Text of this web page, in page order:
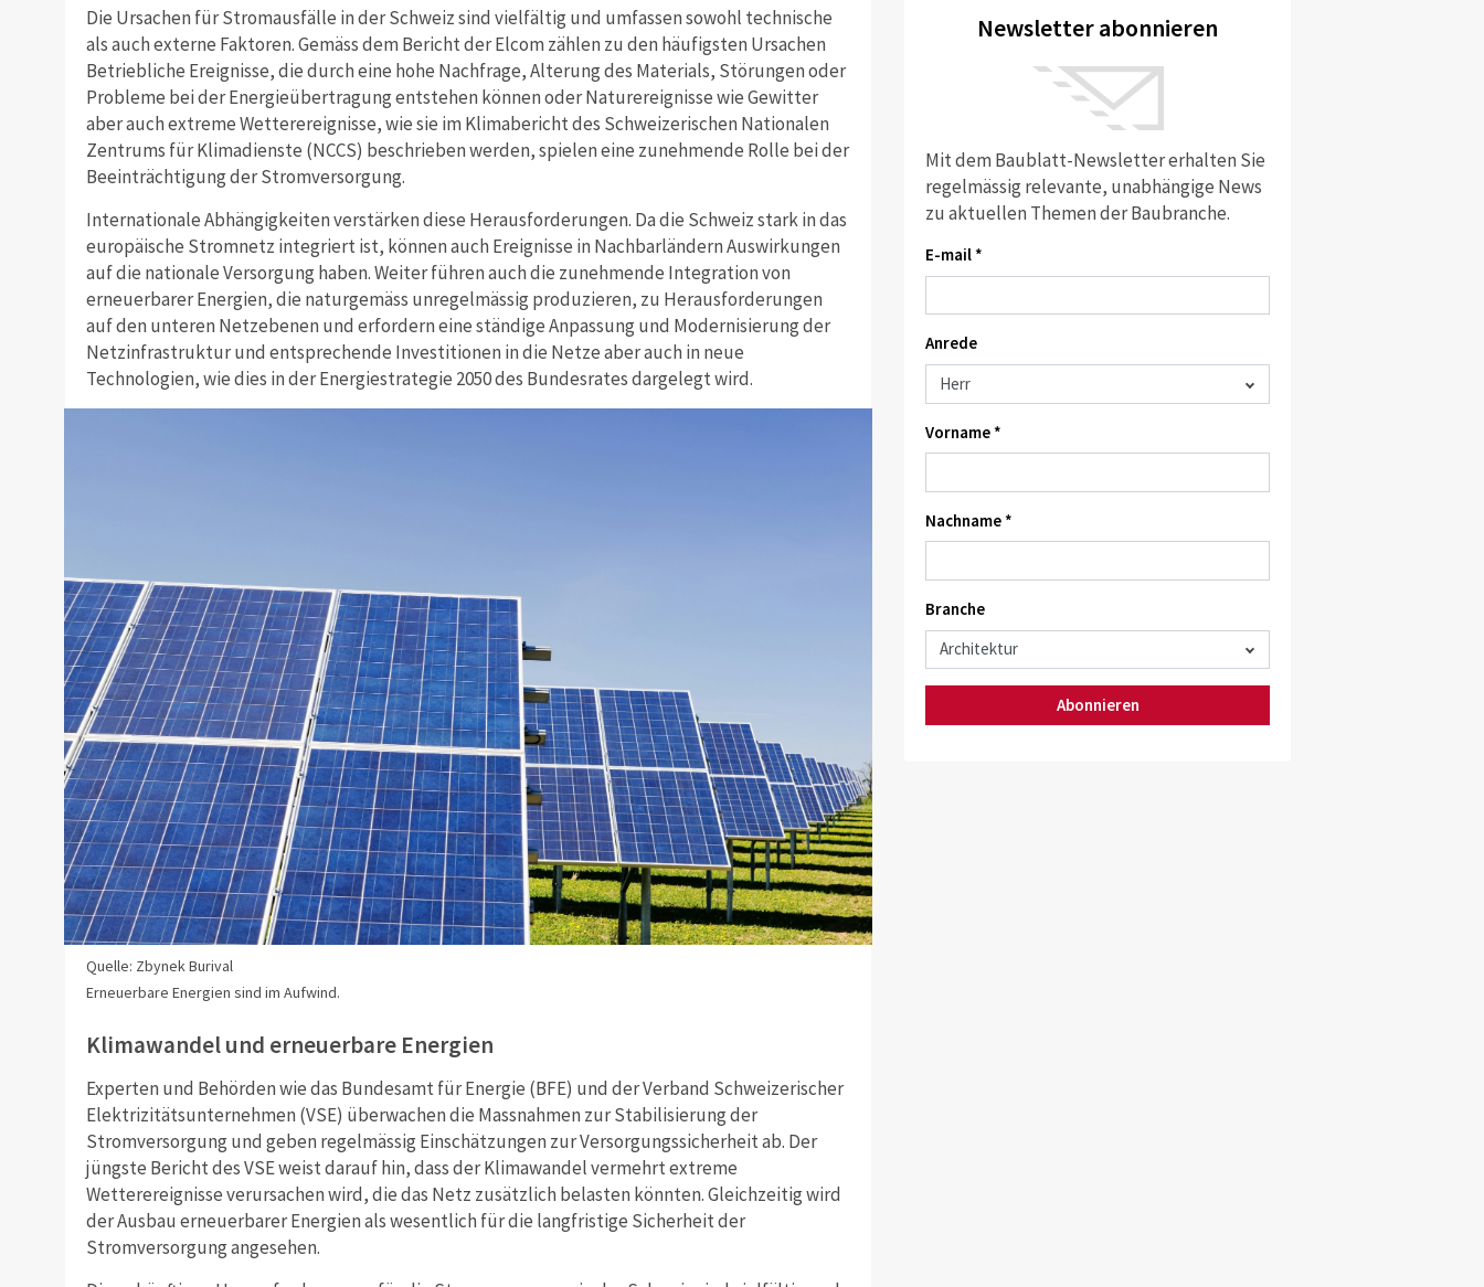
Die Ursachen für Stromausfälle in der Schweiz sind vielfältig und umfassen sowohl technische
als auch externe Faktoren. Gemäss dem Bericht der Elcom zählen zu den häufigsten Ursachen
Betriebliche Ereignisse, die durch eine hohe Nachfrage, Alterung des Materials, Störungen oder
Probleme bei der Energieübertragung entstehen können oder Naturereignisse wie Gewitter
aber auch extreme Wetterereignisse, wie sie im Klimabericht des Schweizerischen Nationalen
Zentrums für Klimadienste (NCCS) beschrieben werden, spielen eine zunehmende Rolle bei der
Beeinträchtigung der Stromversorgung.
Internationale Abhängigkeiten verstärken diese Herausforderungen. Da die Schweiz stark in das
europäische Stromnetz integriert ist, können auch Ereignisse in Nachbarländern Auswirkungen
auf die nationale Versorgung haben. Weiter führen auch die zunehmende Integration von
erneuerbarer Energien, die naturgemäss unregelmässig produzieren, zu Herausforderungen
auf den unteren Netzebenen und erfordern eine ständige Anpassung und Modernisierung der
Netzinfrastruktur und entsprechende Investitionen in die Netze aber auch in neue
Technologien, wie dies in der Energiestrategie 2050 des Bundesrates dargelegt wird.
Quelle: Zbynek Burival
Erneuerbare Energien sind im Aufwind.
Klimawandel und erneuerbare Energien
Experten und Behörden wie das Bundesamt für Energie (BFE) und der Verband Schweizerischer
Elektrizitätsunternehmen (VSE) überwachen die Massnahmen zur Stabilisierung der
Stromversorgung und geben regelmässig Einschätzungen zur Versorgungssicherheit ab. Der
jüngste Bericht des VSE weist darauf hin, dass der Klimawandel vermehrt extreme
Wetterereignisse verursachen wird, die das Netz zusätzlich belasten könnten. Gleichzeitig wird
der Ausbau erneuerbarer Energien als wesentlich für die langfristige Sicherheit der
Stromversorgung angesehen.
Newsletter abonnieren
Mit dem Baublatt-Newsletter erhalten Sie
regelmässig relevante, unabhängige News
zu aktuellen Themen der Baubranche.
E-mail *
Anrede
Vorname *
Nachname *
Branche
Abonnieren